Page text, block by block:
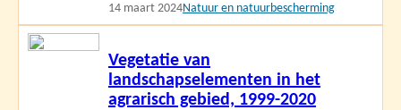
14 maart 2024Natuur en natuurbescherming
Vegetatie van
landschapselementen in het
agrarisch gebied, 1999-2020
Lees